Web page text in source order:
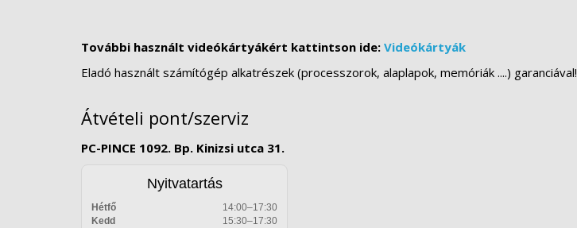
További használt videókártyákért kattintson ide: Videókártyák
Eladó használt számítógép alkatrészek (processzorok, alaplapok, memóriák ....) garanciával!
Átvételi pont/szerviz
PC-PINCE 1092. Bp. Kinizsi utca 31.
Nyitvatartás
Hétfő
14:00–17:30
Kedd
15:30–17:30